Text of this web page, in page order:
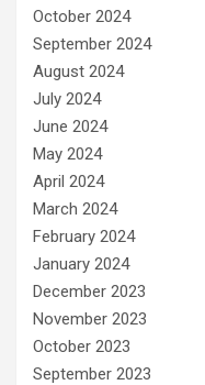
October 2024
September 2024
August 2024
July 2024
June 2024
May 2024
April 2024
March 2024
February 2024
January 2024
December 2023
November 2023
October 2023
September 2023